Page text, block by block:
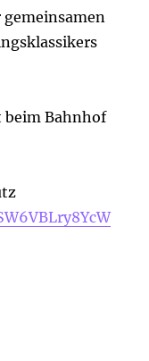
gemeinsamen
Bahnhof